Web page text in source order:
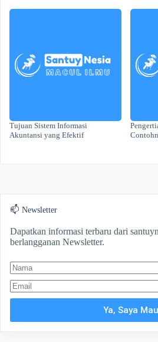
Tujuan Sistem Informasi
Akuntansi yang Efektif
📫 Newsletter
Dapatkan informasi terbaru dari
berlangganan Newsletter.
Ya, Saya